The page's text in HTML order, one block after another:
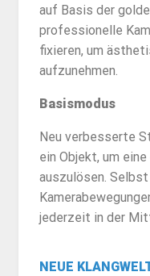
auf Basis der
professionelle
fixieren, um
aufzunehmen.
Basismodus
Neu verbesserte
ein Objekt, um
auszulösen.
jederzeit in der
NEUE